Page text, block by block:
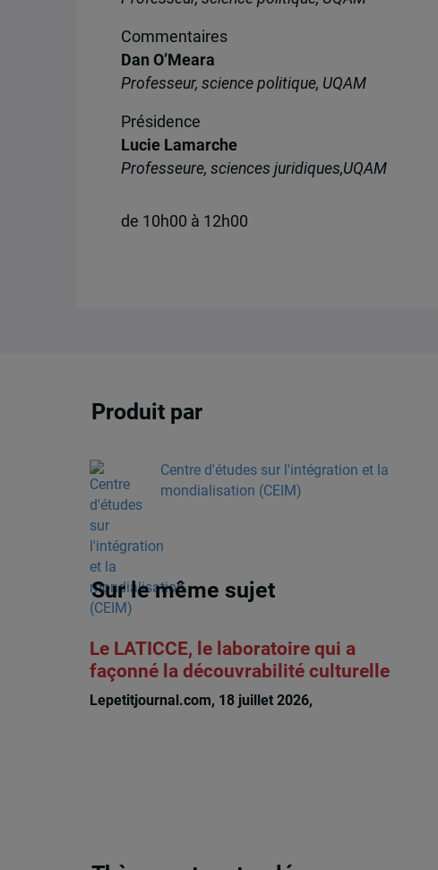
Commentaires
Dan O’Meara
Professeur, science politique, UQAM
Présidence
Lucie Lamarche
Professeure, sciences juridiques,UQAM
de 10h00 à 12h00
Produit par
Centre d'études sur l'intégration et la
mondialisation (CEIM)
Sur le même sujet
Le LATICCE, le laboratoire qui a
façonné la découvrabilité culturelle
Lepetitjournal.com, 18 juillet 2026,